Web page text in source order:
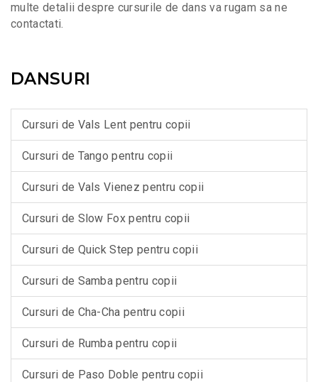
multe detalii despre cursurile de dans va rugam sa ne
contactati.
DANSURI
Cursuri de Vals Lent pentru copii
Cursuri de Tango pentru copii
Cursuri de Vals Vienez pentru copii
Cursuri de Slow Fox pentru copii
Cursuri de Quick Step pentru copii
Cursuri de Samba pentru copii
Cursuri de Cha-Cha pentru copii
Cursuri de Rumba pentru copii
Cursuri de Paso Doble pentru copii